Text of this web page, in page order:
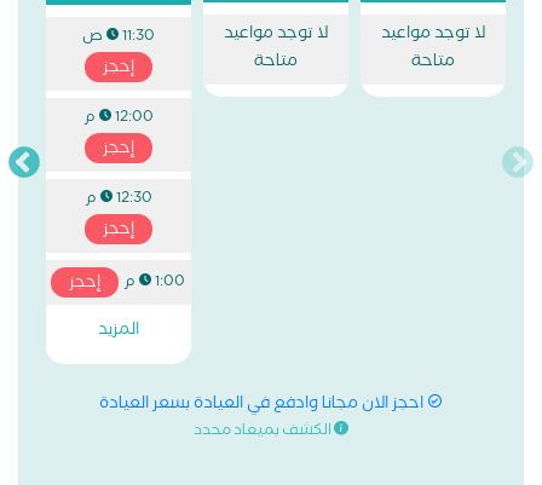
لا توجد مواعيد
متاحة
لا توجد مواعيد
متاحة
11:30 ص
إحجز
12:00 م
إحجز
12:30 م
إحجز
1:00 م
إحجز
المزيد
احجز الان مجانا وادفع في العيادة بسعر العيادة
الكشف بميعاد محدد